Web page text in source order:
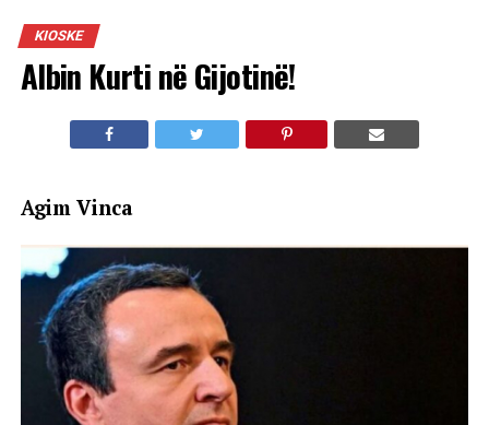
KIOSKE
Albin Kurti në Gijotinë!
Agim Vinca